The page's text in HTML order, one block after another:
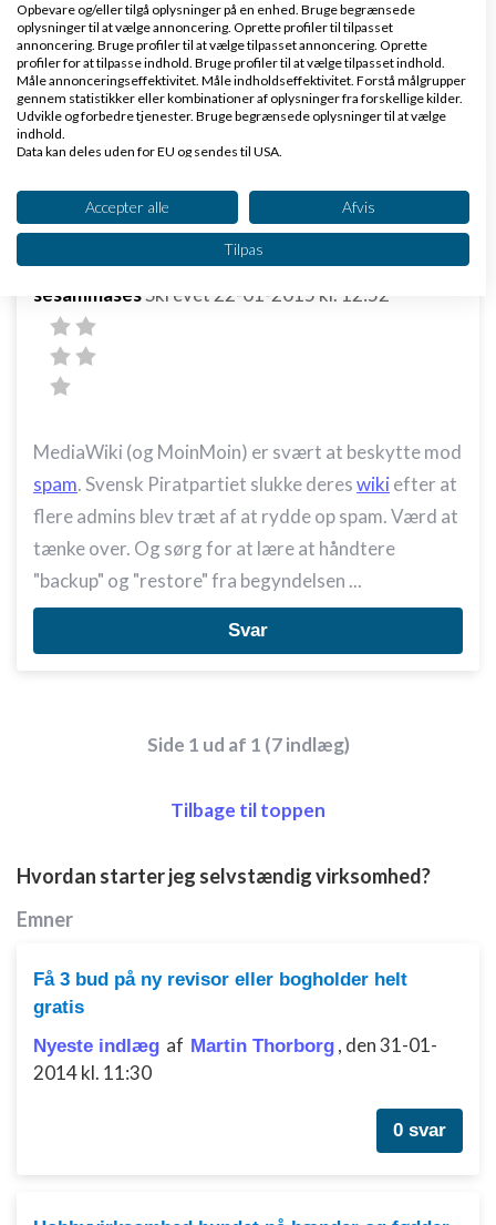
Hvad siger I til det? :-)
Dbh. Teis
Svar
sesammasesSkrevet 22-01-2015 kl. 12:52
MediaWiki (og MoinMoin) er svært at beskytte mod
spam. Svensk Piratpartiet slukke dereswiki efter at
flere admins blev træt af at rydde op spam. Værd at
tænke over. Og sørg for at lære at håndtere
"backup" og "restore" fra begyndelsen ...
Svar
Side 1 ud af 1 (7 indlæg)
Tilbage til toppen
Hvordan starter jeg selvstændig virksomhed?
Emner
Få 3 bud på ny revisor eller bogholder helt
gratis
Nyeste indlæg af Martin Thorborg , den 31-01-
2014 kl. 11:30
0 svar
Opbevare og/eller tilgå oplysninger på en enhed. Bruge begrænsede
oplysninger til at vælge annoncering. Oprette profiler til tilpasset
annoncering. Bruge profiler til at vælge tilpasset annoncering. Oprette
profiler for at tilpasse indhold. Bruge profiler til at vælge tilpasset indhold.
Måle annonceringseffektivitet. Måle indholdseffektivitet. Forstå målgrupper
gennem statistikker eller kombinationer af oplysninger fra forskellige kilder.
Udvikle og forbedre tjenester. Bruge begrænsede oplysninger til at vælge
indhold.
Data kan deles uden for EU og sendes til USA.
Se partnerliste (2 IAB-leverandører)
Vi bruger dine data til følgende formål:
IAB's behandlingsformål:
Opbevare og/eller tilgå oplysninger på en
enhed
Bruge begrænsede oplysninger til at vælge
annoncering
annoncering
Bruge profiler til at vælge tilpasset indhold
Måle annonceringseffektivitet
kombinationer af oplysninger fra forskellige
Udvikle og forbedre tjenester
indhold
Identificere enheder baseret på aktivt
anmodede oplysninger
Ikke-IAB-behandlingsformål:
Accepter alle Afvis
Tilpas